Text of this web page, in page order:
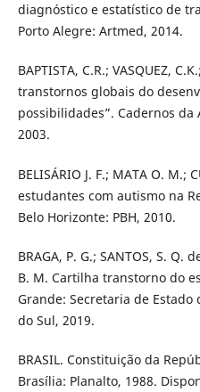
diagnóstico e estatístico de
Porto Alegre: Artmed, 2014.
BAPTISTA, C.R.; VASQUEZ,
transtornos globais do
possibilidades”. Cadernos da
2003.
BELISÁRIO J. F.; MATA O. M.;
estudantes com autismo na
Belo Horizonte: PBH, 2010.
BRAGA, P. G.; SANTOS, S. Q.
B. M. Cartilha transtorno do
Grande: Secretaria de Estado
do Sul, 2019.
BRASIL. Constituição da
Brasília: Planalto, 1988.